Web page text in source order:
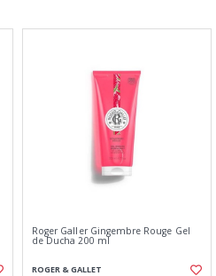
Roger Galler Gingembre Rouge Gel
de Ducha 200 ml
ROGER & GALLET